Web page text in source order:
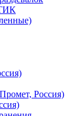
Россия)